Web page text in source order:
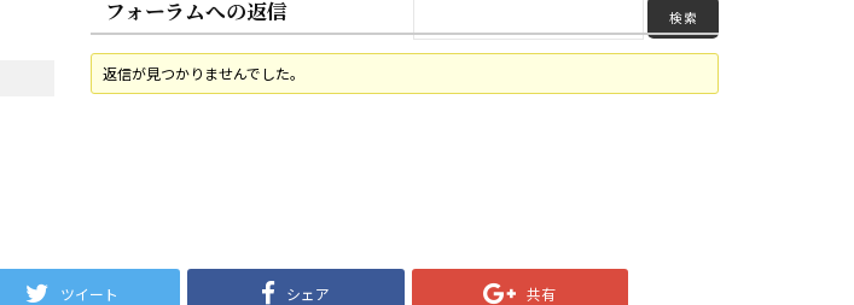
フォーラムへの返信
返信が見つかりませんでした。
ツイート シェア 共有